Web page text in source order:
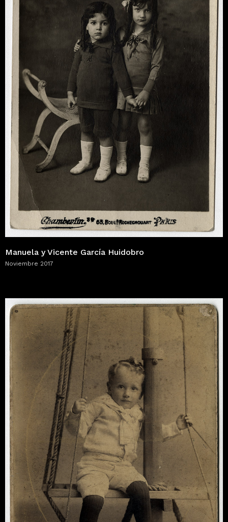
Manuela y Vicente García Huidobro
Noviembre 2017